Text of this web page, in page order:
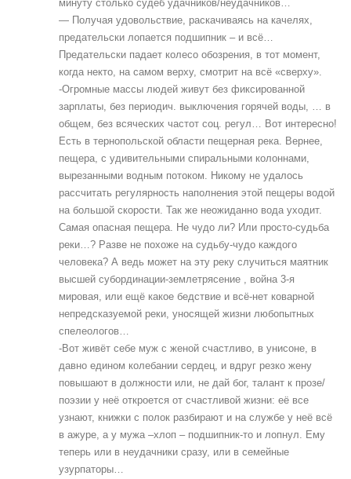
минуту столько судеб удачников/неудачников…
— Получая удовольствие, раскачиваясь на качелях,
предательски лопается подшипник – и всё…
Предательски падает колесо обозрения, в тот момент,
когда некто, на самом верху, смотрит на всё «сверху».
-Огромные массы людей живут без фиксированной
зарплаты, без периодич. выключения горячей воды, … в
общем, без всяческих частот соц. регул… Вот интересно!
Есть в тернопольской области пещерная река. Вернее,
пещера, с удивительными спиральными колоннами,
вырезанными водным потоком. Никому не удалось
рассчитать регулярность наполнения этой пещеры водой
на большой скорости. Так же неожиданно вода уходит.
Самая опасная пещера. Не чудо ли? Или просто-судьба
реки…? Разве не похоже на судьбу-чудо каждого
человека? А ведь может на эту реку случиться маятник
высшей субординации-землетрясение , война 3-я
мировая, или ещё какое бедствие и всё-нет коварной
непредсказуемой реки, уносящей жизни любопытных
спелеологов…
-Вот живёт себе муж с женой счастливо, в унисоне, в
давно едином колебании сердец, и вдруг резко жену
повышают в должности или, не дай бог, талант к прозе/
поэзии у неё откроется от счастливой жизни: её все
узнают, книжки с полок разбирают и на службе у неё всё
в ажуре, а у мужа –хлоп – подшипник-то и лопнул. Ему
теперь или в неудачники сразу, или в семейные
узурпаторы…